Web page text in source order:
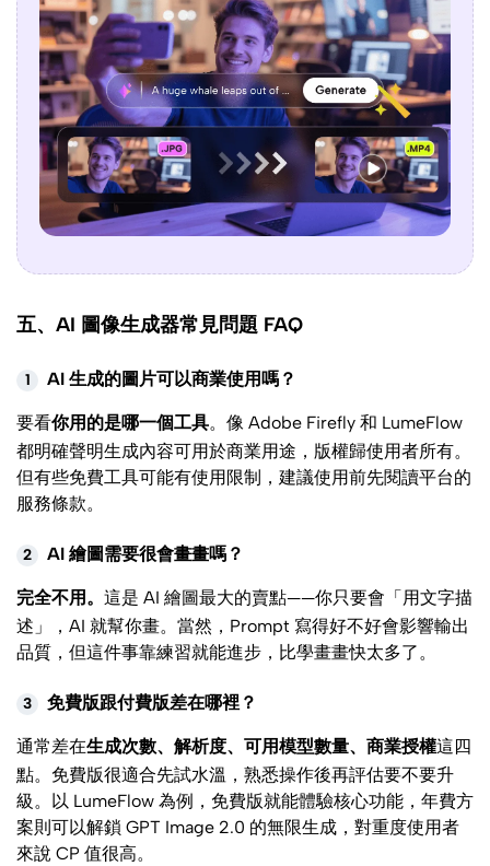
五、AI 圖像生成器常見問題 FAQ
1 AI 生成的圖片可以商業使用嗎？
要看你用的是哪一個工具。像 Adobe Firefly 和 LumeFlow
都明確聲明生成內容可用於商業用途，版權歸使用者所有。
但有些免費工具可能有使用限制，建議使用前先閱讀平台的
服務條款。
2 AI 繪圖需要很會畫畫嗎？
完全不用。 這是 AI 繪圖最大的賣點——你只要會「用文字描
述」，AI 就幫你畫。當然，Prompt 寫得好不好會影響輸出
品質，但這件事靠練習就能進步，比學畫畫快太多了。
3 免費版跟付費版差在哪裡？
通常差在生成次數、解析度、可用模型數量、商業授權這四
點。免費版很適合先試水溫，熟悉操作後再評估要不要升
級。以 LumeFlow 為例，免費版就能體驗核心功能，年費方
案則可以解鎖 GPT Image 2.0 的無限生成，對重度使用者
來說 CP 值很高。